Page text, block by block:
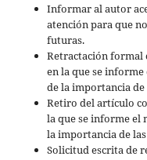
Informar al autor
atención para que
futuras.
Retractación formal
en la que se
de la importancia de
Retiro del artículo
la que se informe el
la importancia de
Solicitud escrita de